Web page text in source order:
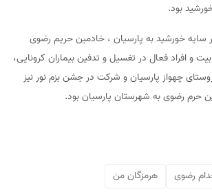
بود.
سایه خورشید به پارسیان ، خادمین حریم رضوی
و افراد فعال در تغسیل و تدفین بیماران کرونایی،
چهواز پارسیان و شرکت در جشن بزم نور نیز
حرم رضوی به شهرستان پارسیان بود.
رضوی هرمزگان من